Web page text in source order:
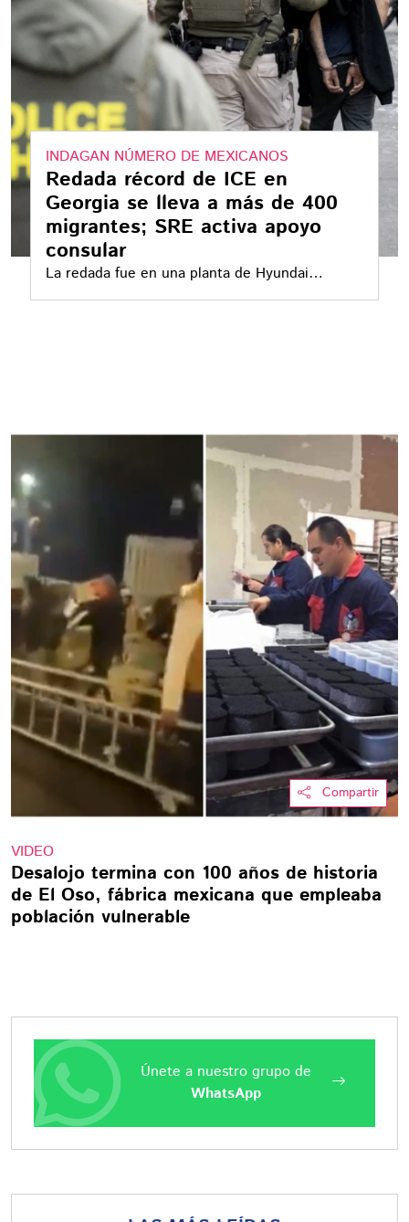
INDAGAN NÚMERO DE MEXICANOS
Redada récord de ICE en
Georgia se lleva a más de 400
migrantes; SRE activa apoyo
consular
La redada fue en una planta de Hyundai
participaron también el FBI, la DEA y la Patrulla
Compartir
VIDEO
Desalojo termina con 100 años de historia
de El Oso, fábrica mexicana que empleaba
población vulnerable
Únete a nuestro grupo de
WhatsApp